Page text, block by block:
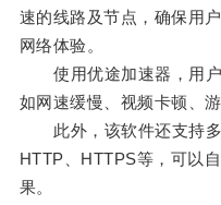
速的线路及节点，确保用
网络体验。
使用优途加速器，用户
如网速缓慢、视频卡顿、游
此外，该软件还支持多
HTTP、HTTPS等，可以
果。